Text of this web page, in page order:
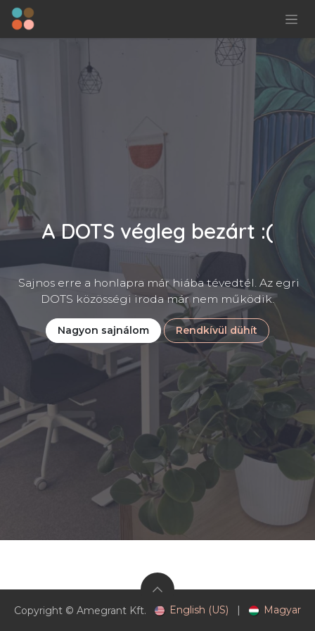
Kihagyás és továbblépés a tartalomhoz
A DOTS végleg bezárt :(
Sajnos erre a honlapra már hiába tévedtél. Az egri
DOTS közösségi iroda már nem működik.
Nagyon sajnálom Rendkívül dühít
Copyright © Amegrant Kft. English (US) | Magyar